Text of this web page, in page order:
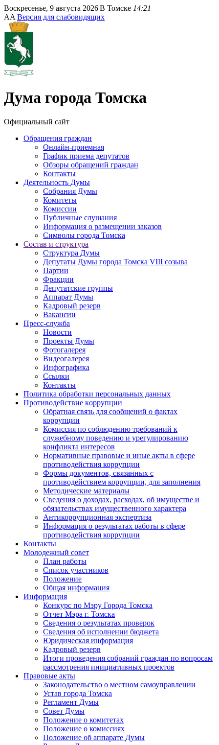
Воскресенье, 9 августа 2026|В Томске 14:21
AA Версия для слабовидящих
Дума города Томска
Официальный сайт
Обращения граждан
Онлайн-приемная
График приема депутатов
Обзоры обращений граждан
Контакты
Деятельность Думы
Собрания Думы
Комитеты
Комиссии
Публичные слушания
Информация о размещении заказов
Символы города Томска
Состав и структура
Структура Думы
Депутаты Думы города Томска VIII созыва
Партии
Фракции
Депутатские группы
Аппарат Думы
Кадровый резерв
Вакансии
Пресс-служба
Новости
Проекты Думы
Фотогалерея
Видеогалерея
Инфографика
Ссылки
Контакты
Политика обработки персональных данных
Прoтивoдeйствие кoрpупции
Обратная связь для сообщений о фактах
коррупции
Комиссия по соблюдению требований к
служебному поведению и урегулированию
конфликта интересов
Нормативные правовые и иные акты в сфере
противодействия коррупции
Формы документов, связанных с
противодействием коррупции, для заполнения
Методические материалы
Сведения о доходах, расходах, об имуществе и
обязательствах имущественного характера
Антикоррупционная экспертиза
Информация о результатах работы в сфере
противодействия коррупции
Контакты
Молодежный совет
План работы
Список участников
Положение
Общая информация
Информация
Конкурс по Мэру Города Томска
Отчет Мэра г. Томска
Сведения о результатах проверок
Сведения об исполнении бюджета
Юридическая информация
Кадровый резерв
Итоги проведения собраний граждан по вопросам
рассмотрения инициативных проектов
Правовые акты
Законодательство о местном самоуправлении
Устав города Томска
Регламент Думы
Совет Думы
Положение о комитетах
Положение о комиссиях
Положение об аппарате Думы